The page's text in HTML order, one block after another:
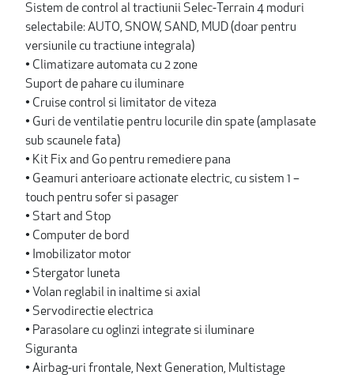
Sistem de control al tractiunii Selec-Terrain 4 moduri
selectabile: AUTO, SNOW, SAND, MUD (doar pentru
versiunile cu tractiune integrala)
• Climatizare automata cu 2 zone
Suport de pahare cu iluminare
• Cruise control si limitator de viteza
• Guri de ventilatie pentru locurile din spate (amplasate
sub scaunele fata)
• Kit Fix and Go pentru remediere pana
• Geamuri anterioare actionate electric, cu sistem 1 –
touch pentru sofer si pasager
• Start and Stop
• Computer de bord
• Imobilizator motor
• Stergator luneta
• Volan reglabil in inaltime si axial
• Servodirectie electrica
• Parasolare cu oglinzi integrate si iluminare
Siguranta
• Airbag-uri frontale, Next Generation, Multistage